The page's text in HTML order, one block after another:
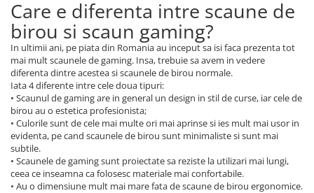
Care e diferenta intre scaune de
birou si scaun gaming?
In ultimii ani, pe piata din Romania au inceput sa isi faca prezenta tot
mai mult scaunele de gaming. Insa, trebuie sa avem in vedere
diferenta dintre acestea si scaunele de birou normale.
Iata 4 diferente intre cele doua tipuri:
• Scaunul de gaming are in general un design in stil de curse, iar cele de
birou au o estetica profesionista;
• Culorile sunt de cele mai multe ori mai aprinse si ies mult mai usor in
evidenta, pe cand scaunele de birou sunt minimaliste si sunt mai
subtile.
• Scaunele de gaming sunt proiectate sa reziste la utilizari mai lungi,
ceea ce inseamna ca folosesc materiale mai confortabile.
• Au o dimensiune mult mai mare fata de scaune de birou ergonomice.